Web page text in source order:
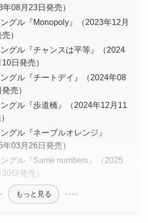
年08月23日発売）
グル『Monopoly』（2023年12月
）
グル『チャンスは平等』（2024
日発売）
グル『チートデイ』（2024年08
売）
グル『歩道橋』（2024年12月11
グル『ネーブルオレンジ』
年03月26日発売）
グル『Same numbers』（2025
日発売）
もっと見る